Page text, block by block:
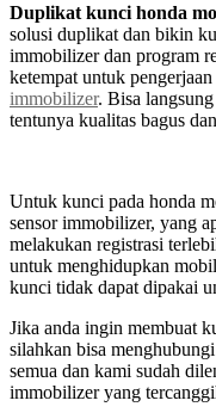
Duplikat kunci honda
solusi duplikat dan bikin
immobilizer dan program
ketempat untuk
immobilizer. Bisa
tentunya kualitas bagus
Untuk kunci pada honda
sensor immobilizer, yang
melakukan registrasi
untuk menghidupkan
kunci tidak dapat dipakai
Jika anda ingin membuat
silahkan bisa
semua dan kami sudah
immobilizer yang